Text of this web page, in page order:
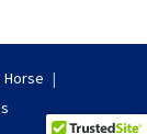
Horse